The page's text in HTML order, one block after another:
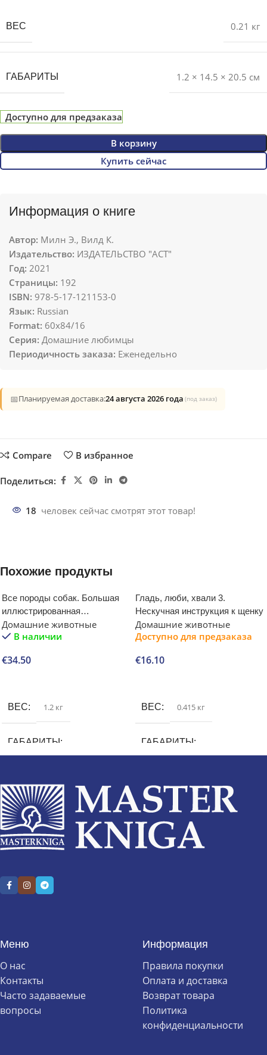
ВЕС 0.21 кг
ГАБАРИТЫ 1.2 × 14.5 × 20.5 см
Доступно для предзаказа
В корзину
Купить сейчас
Информация о книге
Автор: Милн Э., Вилд К.
Издательство: ИЗДАТЕЛЬСТВО "АСТ"
Год: 2021
Страницы: 192
ISBN: 978-5-17-121153-0
Язык: Russian
Format: 60x84/16
Серия: Домашние любимцы
Периодичность заказа: Еженедельно
📅Планируемая доставка:24 августа 2026 года (под заказ)
Compare В избранное
Поделиться:
18 человек сейчас смотрят этот товар!
Похожие продукты
Все породы собак. Большая
иллюстрированная
энциклопедия
Домашние животные
В наличии
€34.50
ВЕС 1.2 кг
ГАБАРИТЫ
Гладь, люби, хвали 3.
Нескучная инструкция к щенку
Домашние животные
Доступно для предзаказа
€16.10
ВЕС 0.415 кг
ГАБАРИТЫ
Меню
О нас
Контакты
Часто задаваемые
вопросы
Информация
Правила покупки
Оплата и доставка
Возврат товара
Политика
конфиденциальности